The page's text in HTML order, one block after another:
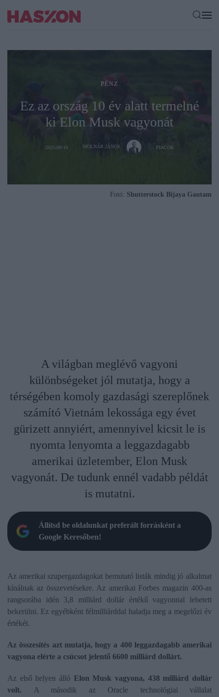
PÉNZ
Ez az ország 10 év alatt termelné
ki Elon Musk vagyonát
2025-09-10 MOLNÁR JÁNOS PIACOK
Fotó: Shutterstock Bijaya Gautam
A világban meglévő vagyoni
különbségeket jól mutatja, hogy a
térségében komoly gazdasági szereplőnek
számító Vietnám lekossága egy évet
gürizett annyiért, amennyivel kicsit le is
nyomta lenyomta a leggazdagabb
amerikai üzletember, Elon Musk
vagyonát. De tudunk ennél vadabb példát
is mutatni.
Állítsd be oldalunkat preferált forrásként a
Google Keresőben!
Az amerikai szupergazdagokat bemutató listák mindig jó alkalmat
kínálnak az összevetésekre. Az amerikai Forbes magazin 400-as
rangsorába idén 3,8 milliárd dollár értékű vagyonnal lehetett
bekerülni. Ez egyébként félmilliárddal haladja meg a megelőzi év
értékét.
Az összesítés azt mutatja, hogy a 400 leggazdagabb amerikai
vagyona elérte a csúcsot jelentő 6600 milliárd dollárt.
Az első helyen álló Elon Musk vagyona, 438 milliárd dollár
volt.
A második az Oracle technológiai vállalat